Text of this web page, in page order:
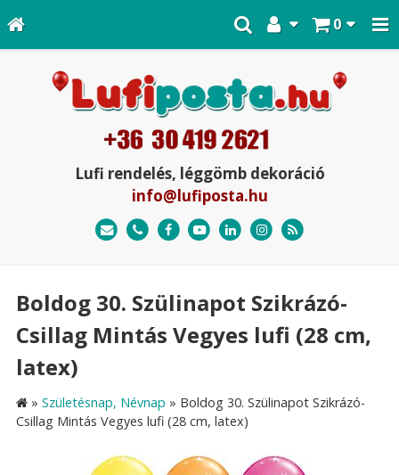
0
Lufi rendelés, léggömb dekoráció
info@lufiposta.hu
Boldog 30. Szülinapot Szikrázó-
Csillag Mintás Vegyes lufi (28 cm,
latex)
» Születésnap, Névnap » Boldog 30. Szülinapot Szikrázó-
Csillag Mintás Vegyes lufi (28 cm, latex)